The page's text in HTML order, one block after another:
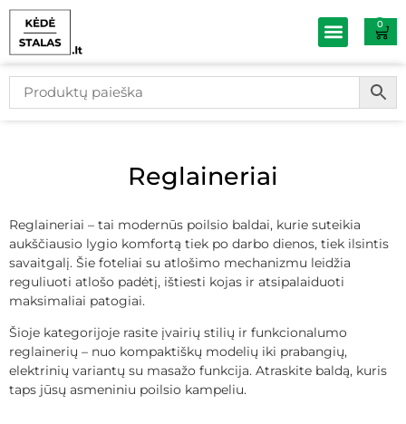
0
Reglaineriai
Reglaineriai – tai modernūs poilsio baldai, kurie suteikia
aukščiausio lygio komfortą tiek po darbo dienos, tiek ilsintis
savaitgalį. Šie foteliai su atlošimo mechanizmu leidžia
reguliuoti atlošo padėtį, ištiesti kojas ir atsipalaiduoti
maksimaliai patogiai.
Šioje kategorijoje rasite įvairių stilių ir funkcionalumo
reglainerių – nuo kompaktiškų modelių iki prabangių,
elektrinių variantų su masažo funkcija. Atraskite baldą, kuris
taps jūsų asmeniniu poilsio kampeliu.